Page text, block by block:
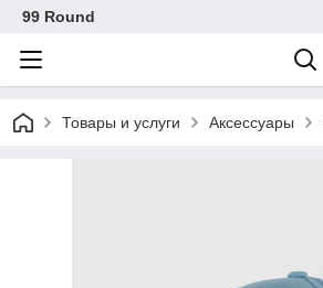
99 Round
Товары и услуги Аксессуары